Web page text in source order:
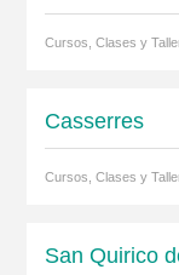
Cursos, Clases y
Casserres
Cursos, Clases y
San Quirico